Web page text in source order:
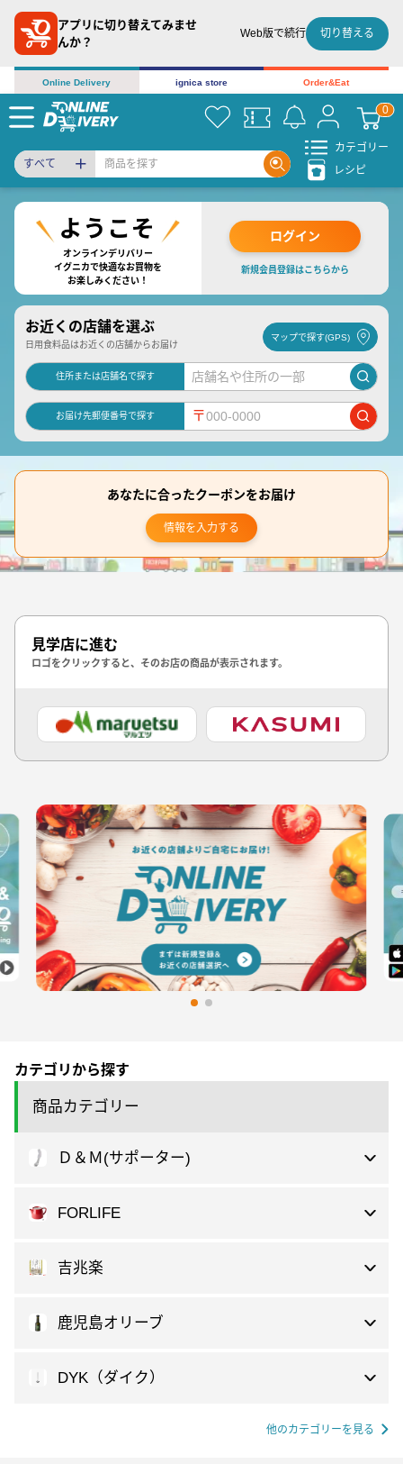
アプリに切り替えてみませ
んか？
Web版で続行 切り替える
Online Delivery ignica store Order&Eat
すべて
カテゴリー
レシピ
オンラインデリバリー
イグニカで快適なお買物を
お楽しみください！
ログイン
新規会員登録はこちらから
お近くの店舗を選ぶ
日用食料品はお近くの店舗からお届け
マップで探す(GPS)
住所または店舗名で探す
お届け先郵便番号で探す 〒
あなたに合ったクーポンをお届け
情報を入力する
見学店に進む
ロゴをクリックすると、そのお店の商品が表示されます。
カテゴリから探す
商品カテゴリー
Ｄ＆Ｍ(サポーター)
FORLIFE
吉兆楽
鹿児島オリーブ
DYK（ダイク）
他のカテゴリーを見る